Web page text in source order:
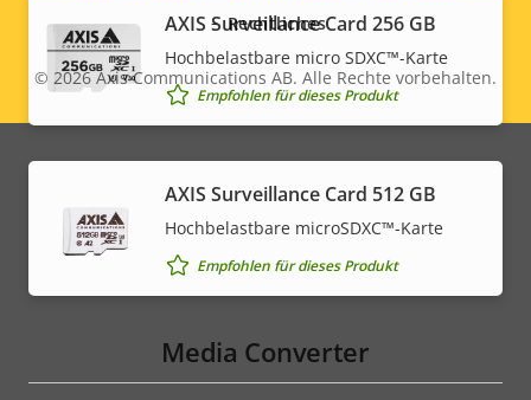
AXIS Surveillance Card 256 GB
Hochbelastbare micro SDXC™-Karte
Empfohlen für dieses Produkt
AXIS Surveillance Card 512 GB
Hochbelastbare microSDXC™-Karte
Empfohlen für dieses Produkt
Media Converter
Legal
menu
© 2026Axis Communications AB. Alle Rechte vorbehalten.
Rechtliches